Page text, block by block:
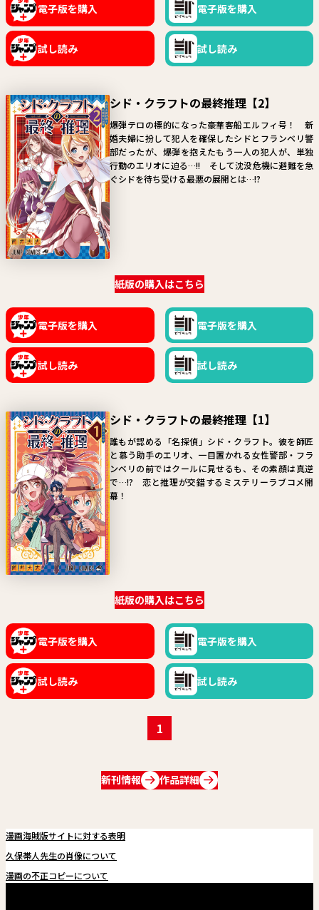
電子版を購入 電子版を購入
試し読み 試し読み
シド・クラフトの最終推理【2】
爆弾テロの標的になった豪華客船エルフィ号！ 新
婚夫婦に扮して犯人を確保したシドとフランベリ警
部だったが、爆弾を抱えたもう一人の犯人が、単独
行動のエリオに迫る…!! そして沈没危機に避難を急
ぐシドを待ち受ける最悪の展開とは…!?
紙版の購入はこちら
電子版を購入 電子版を購入
試し読み 試し読み
シド・クラフトの最終推理【1】
誰もが認める「名探偵」シド・クラフト。彼を師匠
と慕う助手のエリオ、一目置かれる女性警部・フラ
ンベリの前ではクールに見せるも、その素顔は真逆
で…!? 恋と推理が交錯するミステリーラブコメ開
幕！
紙版の購入はこちら
電子版を購入 電子版を購入
試し読み 試し読み
1
新刊情報 作品詳細
漫画海賊版サイトに対する表明
久保帯人先生の肖像について
漫画の不正コピーについて